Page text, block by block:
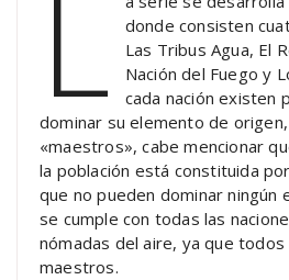
L
donde consisten
Las Tribus Agua, El
Nación del Fuego y
cada nación existen
dominar su elemento de
«maestros», cabe mencionar
la población está constituida
que no pueden dominar ningún
se cumple con todas las
nómadas del aire, ya que
maestros.